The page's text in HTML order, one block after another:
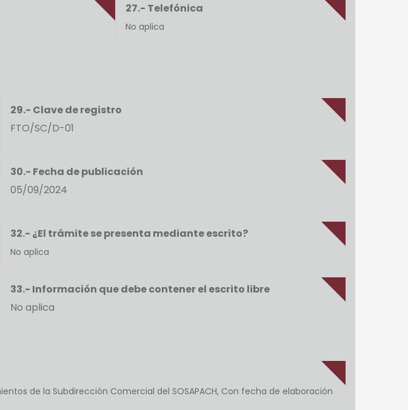
27.- Telefónica
No aplica
29.- Clave de registro
FTO/SC/D-01
30.- Fecha de publicación
05/09/2024
32.- ¿El trámite se presenta mediante escrito?
No aplica
33.- Información que debe contener el escrito libre
No aplica
de la Subdirección Comercial del SOSAPACH, Con fecha de elaboración